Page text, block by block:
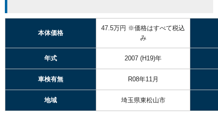
本体価格
47.5万円 ※価格はすべて税込
み
年式 2007 (H19)年
車検有無 R08年11月
地域 埼玉県東松山市